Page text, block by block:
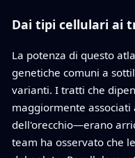
Dai tipi cellulari ai
La potenza di questo
genetiche comuni a
varianti. I tratti che
maggiormente
dell'orecchio—erano
team ha osservato che